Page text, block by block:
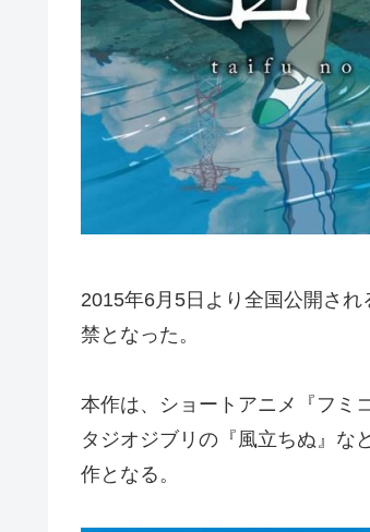
2015年6月5日より全国公開さ
禁となった。
本作は、ショートアニメ『フミ
タジオジブリの『風立ちぬ』な
作となる。